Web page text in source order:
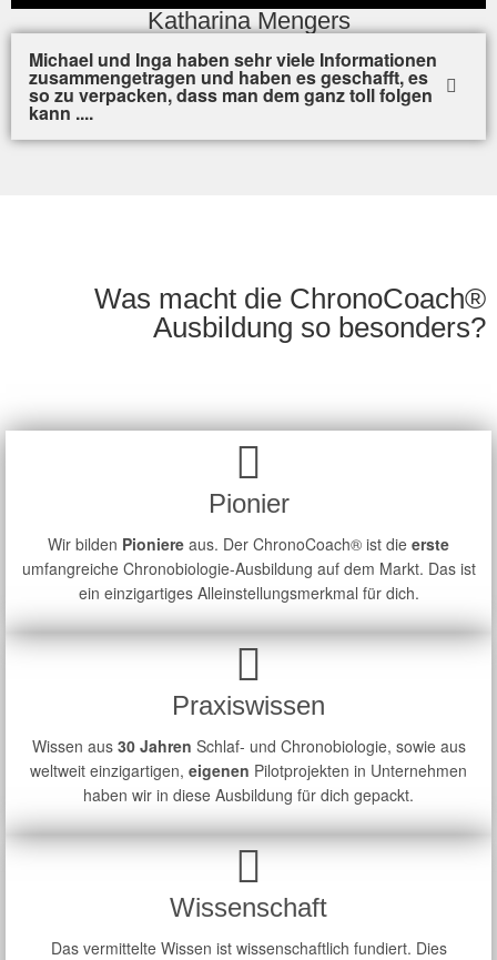
Katharina Mengers
Michael und Inga haben sehr viele Informationen
zusammengetragen und haben es geschafft, es
so zu verpacken, dass man dem ganz toll folgen
kann ....
Was macht die ChronoCoach®
Ausbildung so besonders?
Pionier
Wir bilden Pioniere aus. Der ChronoCoach® ist die erste
umfangreiche Chronobiologie-Ausbildung auf dem Markt. Das ist
ein einzigartiges Alleinstellungsmerkmal für dich.
Praxiswissen
Wissen aus 30 Jahren Schlaf- und Chronobiologie, sowie aus
weltweit einzigartigen, eigenen Pilotprojekten in Unternehmen
haben wir in diese Ausbildung für dich gepackt.
Wissenschaft
Das vermittelte Wissen ist wissenschaftlich fundiert. Dies